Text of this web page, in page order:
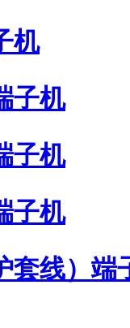
机
子机
子机
子机
套线）端